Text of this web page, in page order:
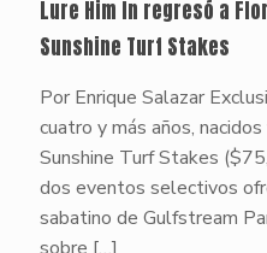
Lure Him In regresó a
Sunshine Turf Stakes
Por Enrique Salazar
cuatro y más años,
Sunshine Turf Stakes
dos eventos selectivos
sabatino de Gulfstream